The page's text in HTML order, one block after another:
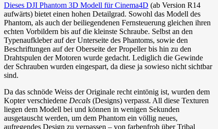
Dieses DJI Phantom 3D Modell für Cinema4D (ab Version R14
aufwärts) bietet einen hohen Detailgrad. Sowohl das Modell des
Phantom, als auch der beiliegendenen Fernsteuerung gleichen ihren
echten Vorbildern bis auf die kleinste Schraube. Selbst an den
Typenaufkleber auf der Unterseite des Phantoms, sowie den
Beschriftungen auf der Oberseite der Propeller bis hin zu den
Drahtspulen der Motoren wurde gedacht. Lediglich die Gewinde
der Schrauben wurden eingespart, da diese ja sowieso nicht sichtbar
sind.
Da das schnöde Weiss der Originale recht eintönig ist, wurden dem
Kopter verschiedene Decals (Designs) verpasst. All diese Texturen
liegen dem Modell bei und können in wenigen Sekunden
ausgetauscht werden, um dem Phantom ein völlig neues,
aufregendes Design zu verpassen – von farbenfroh über Tribal